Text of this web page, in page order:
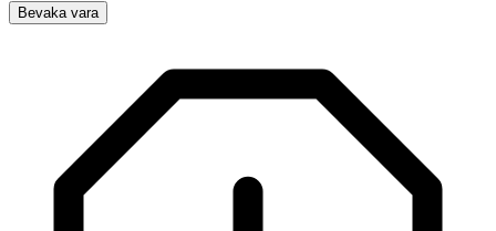
Bevaka vara